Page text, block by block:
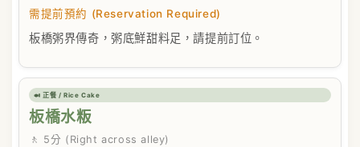
需提前預約 (Reservation Required)
板橋粥界傳奇，粥底鮮甜料足，請提前訂位。
🍛 正餐 / Rice Cake
板橋水粄
🚶 5分 (Right across alley)